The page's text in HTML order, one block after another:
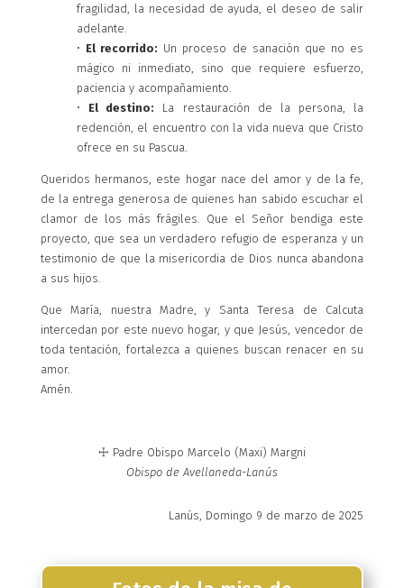
fragilidad, la necesidad de ayuda, el deseo de salir
adelante.
• El recorrido: Un proceso de sanación que no es
mágico ni inmediato, sino que requiere esfuerzo,
paciencia y acompañamiento.
• El destino: La restauración de la persona, la
redención, el encuentro con la vida nueva que Cristo
ofrece en su Pascua.
Queridos hermanos, este hogar nace del amor y de la fe,
de la entrega generosa de quienes han sabido escuchar el
clamor de los más frágiles. Que el Señor bendiga este
proyecto, que sea un verdadero refugio de esperanza y un
testimonio de que la misericordia de Dios nunca abandona
a sus hijos.
Que María, nuestra Madre, y Santa Teresa de Calcuta
intercedan por este nuevo hogar, y que Jesús, vencedor de
toda tentación, fortalezca a quienes buscan renacer en su
amor.
Amén.
☩ Padre Obispo Marcelo (Maxi) Margni
Obispo de Avellaneda-Lanús
Lanús, Domingo 9 de marzo de 2025